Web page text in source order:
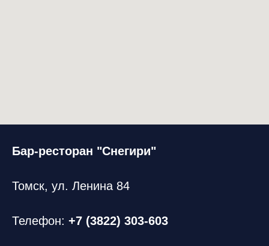
Бар-ресторан "Снегири"
Томск, ул. Ленина 84
Телефон: +7 (3822) 303-603